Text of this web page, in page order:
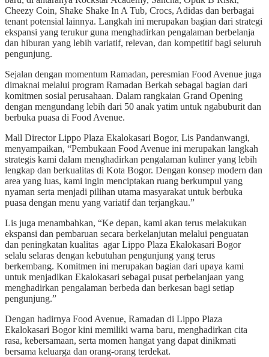
Cheezy Coin, Shake Shake In A Tub, Crocs, Adidas dan berbagai
tenant potensial lainnya. Langkah ini merupakan bagian dari strategi
ekspansi yang terukur guna menghadirkan pengalaman berbelanja
dan hiburan yang lebih variatif, relevan, dan kompetitif bagi seluruh
pengunjung.
Sejalan dengan momentum Ramadan, peresmian Food Avenue juga
dimaknai melalui program Ramadan Berkah sebagai bagian dari
komitmen sosial perusahaan. Dalam rangkaian Grand Opening
dengan mengundang lebih dari 50 anak yatim untuk ngabuburit dan
berbuka puasa di Food Avenue.
Mall Director Lippo Plaza Ekalokasari Bogor, Lis Pandanwangi,
menyampaikan, “Pembukaan Food Avenue ini merupakan langkah
strategis kami dalam menghadirkan pengalaman kuliner yang lebih
lengkap dan berkualitas di Kota Bogor. Dengan konsep modern dan
area yang luas, kami ingin menciptakan ruang berkumpul yang
nyaman serta menjadi pilihan utama masyarakat untuk berbuka
puasa dengan menu yang variatif dan terjangkau.”
Lis juga menambahkan, “Ke depan, kami akan terus melakukan
ekspansi dan pembaruan secara berkelanjutan melalui penguatan
dan peningkatan kualitas agar Lippo Plaza Ekalokasari Bogor
selalu selaras dengan kebutuhan pengunjung yang terus
berkembang. Komitmen ini merupakan bagian dari upaya kami
untuk menjadikan Ekalokasari sebagai pusat perbelanjaan yang
menghadirkan pengalaman berbeda dan berkesan bagi setiap
pengunjung.”
Dengan hadirnya Food Avenue, Ramadan di Lippo Plaza
Ekalokasari Bogor kini memiliki warna baru, menghadirkan cita
rasa, kebersamaan, serta momen hangat yang dapat dinikmati
bersama keluarga dan orang-orang terdekat.